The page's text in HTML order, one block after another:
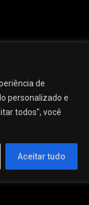
de
personalizado e
todos", você
Aceitar tudo
nº 25 - Centro -